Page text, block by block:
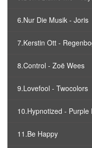
6.Nur Die Musik - Joris
7.Kerstin Ott -
8.Control - Zoë Wees
9.Lovefool - Twocolors
10.Hypnotized - Purple
11.Be Happy